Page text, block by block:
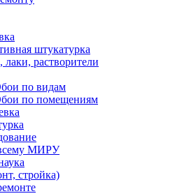
штукатурка
лаки, растворители
по видам
по помещениям
МИРУ
стройка)